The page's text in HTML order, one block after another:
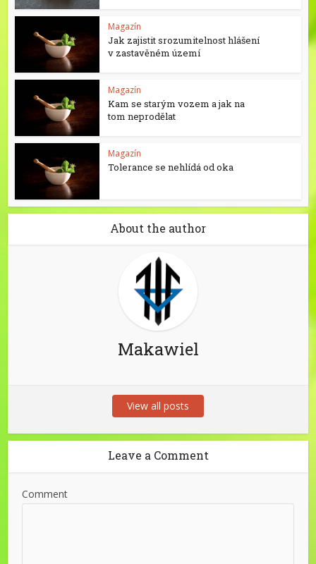
Magazín
Jak zajistit srozumitelnost hlášení
v zastavěném území
Magazín
Kam se starým vozem a jak na
tom neprodělat
Magazín
Tolerance se nehlídá od oka
About the author
Makawiel
View all posts
Leave a Comment
Comment